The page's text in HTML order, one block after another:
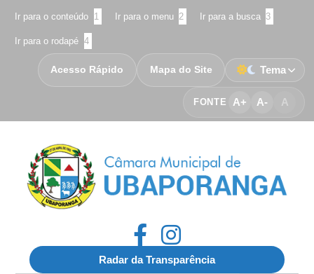
Ir para o conteúdo 1 Ir para o menu 2 Ir para a busca 3
Ir para o rodapé 4
FONTE A+ A- A
Acesso Rápido Mapa do Site Tema
Radar da Transparência